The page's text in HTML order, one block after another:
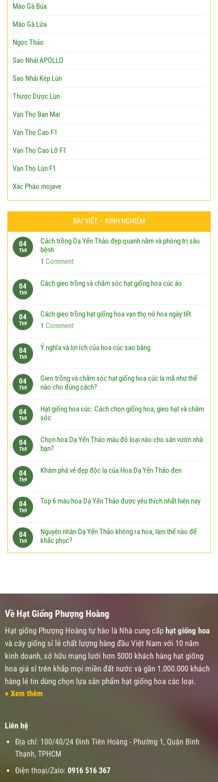
Mào Gà Búa
Mào Gà Lửa
Ngọc Thảo
Sao Nhái APOLLO
Sao Nhái Kép Lùn
Thược Dược Lùn
Vạn Thọ Ban Mai
Vạn Thọ Cao F1
Vạn Thọ Cao Lỡ F1
Vạn Thọ Lùn F1
Xác Pháo mojave
BÀI VIẾT – KINH NGHIỆM
04
Th9
Cách trồng Dạ Yến Thảo đẹp quanh năm và phòng trị sâu
bệnh
1 Comment
04
Th9
Cách gieo trồng và chăm sóc hạt giống hoa cúc áo
04
Th9
Cách gieo trồng hạt giống hoa vạn thọ nở hoa ngày tết
1 Comment
04
Th9
Ý nghĩa và lợi ích của hoa cúc sao băng
04
Th9
Gieo trồng và chăm sóc hạt giống hoa cúc la mã như thế
nào cho đúng cách?
04
Th9
Hạt giống hoa cúc: Cách chọn giống hoa, gieo hạt và chăm
sóc
04
Th9
Chọn hoa Dạ Yến Thảo màu đỏ loại nào cho sân vườn nhà
bạn?
04
Th9
Khám phá vẻ đẹp độc lạ của Hoa Dạ Yến Thảo đen
04
Th9
Top 6 màu hoa Dạ Yến Thảo được yêu thích nhất hiện nay
04
Th9
Nguyên nhân Dạ Yến Thảo không ra hoa, làm thế nào để
khắc phục?
Về Hạt Giống Phượng Hoàng
Hạt giống Phượng Hoàng tự hào là Nhà cung cấp hạt giống hoa
và cây giống sỉ lẻ chất lượng hàng đầu Việt Nam với 10 năm
kinh doanh, sở hữu mạng lưới hơn 5000 khách hàng hạt giống
hoa giá sỉ trên khắp mọi miền đất nước và gần 1.000.000 khách
hàng lẻ tin dùng chọn lựa sản phẩm hạt giống hoa các loại.
+ Xem thêm
Liên hệ
Địa chỉ: 100/40/24 Đinh Tiên Hoàng - Phường 1, Quận Bình
Thạnh, TPHCM
Điện thoại/Zalo: 0916 516 367